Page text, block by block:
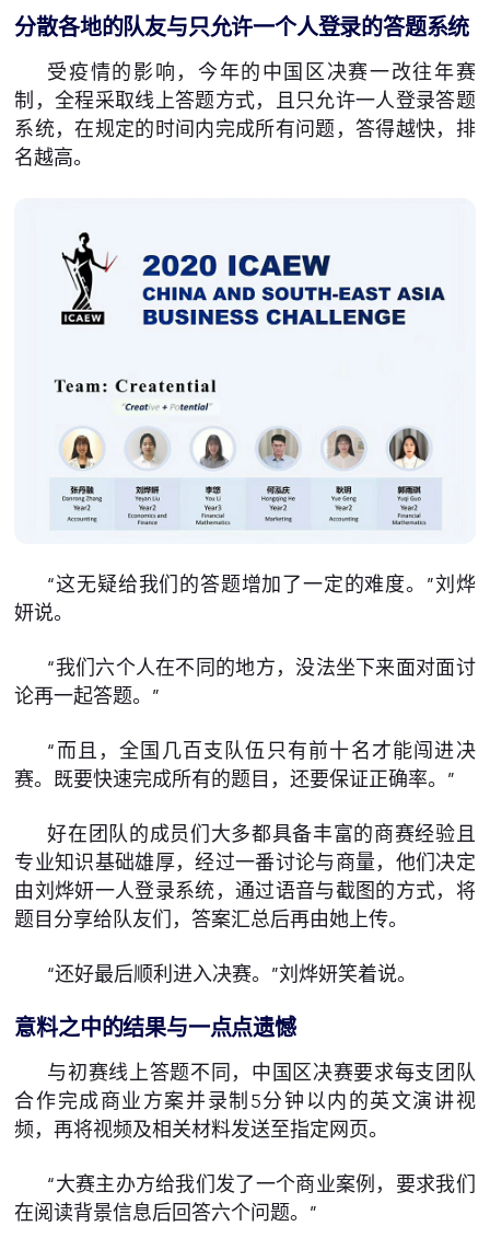
分散各地的队友与只允许一个人登录的答题系统
受疫情的影响，今年的中国区决赛一改往年赛
制，全程采取线上答题方式，且只允许一人登录答题
系统，在规定的时间内完成所有问题，答得越快，排
名越高。
“这无疑给我们的答题增加了一定的难度。”刘烨
妍说。
“我们六个人在不同的地方，没法坐下来面对面讨
论再一起答题。”
“而且，全国几百支队伍只有前十名才能闯进决
赛。既要快速完成所有的题目，还要保证正确率。”
好在团队的成员们大多都具备丰富的商赛经验且
专业知识基础雄厚，经过一番讨论与商量，他们决定
由刘烨妍一人登录系统，通过语音与截图的方式，将
题目分享给队友们，答案汇总后再由她上传。
“还好最后顺利进入决赛。”刘烨妍笑着说。
意料之中的结果与一点点遗憾
与初赛线上答题不同，中国区决赛要求每支团队
合作完成商业方案并录制5分钟以内的英文演讲视
频，再将视频及相关材料发送至指定网页。
“大赛主办方给我们发了一个商业案例，要求我们
在阅读背景信息后回答六个问题。”